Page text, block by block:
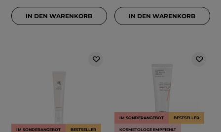
IN DEN WARENKORB IN DEN WARENKORB
IM SONDERANGEBOT BESTSELLER
IM SONDERANGEBOT BESTSELLER
KOSMETOLOGE EMPFIEHLT